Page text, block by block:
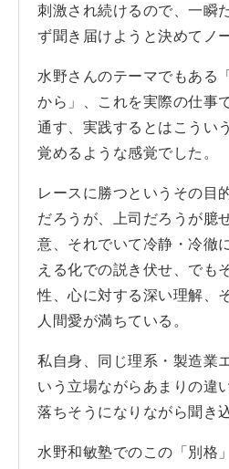
刺激され続けるので、一瞬
ず聞き届けようと決めてノ
水野さんのテーマでもある
から」、これを実際の仕事
通す、実践するとはこうい
覚めるような感覚でした。
レースに勝つというその目
だろうが、上司だろうが臆
意、それでいて冷静・冷徹
える化での説き伏せ、でも
性、心に対する深い理解、
人間愛が満ちている。
私自身、同じ理系・製造業
いう立場ながらあまりの違
落ちそうになりながら聞き
水野和敏塾でのこの「別格